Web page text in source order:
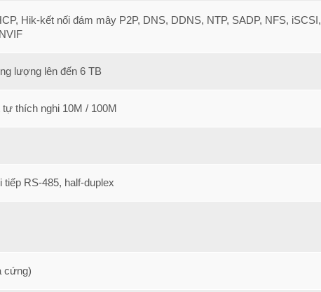
Hik-kết nối đám mây P2P, DNS, DDNS, NTP, SADP, NFS, iSCSI,
lượng lên đến 6 TB
tự thích nghi 10M / 100M
tiếp RS-485, half-duplex
cứng)